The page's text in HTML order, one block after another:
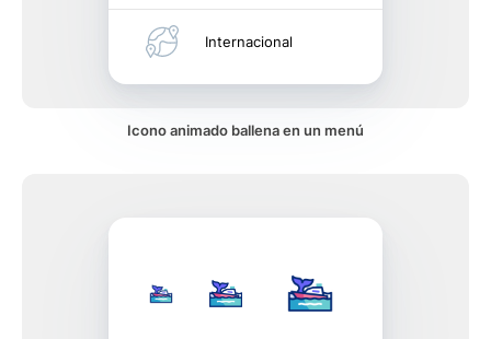
Internacional
Icono animado ballena en un menú